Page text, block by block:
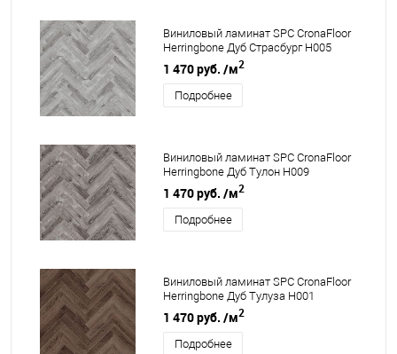
Виниловый ламинат SPC CronaFloor
Herringbone Дуб Страсбург H005
1 470 руб. /м2
Подробнее
Виниловый ламинат SPC CronaFloor
Herringbone Дуб Тулон H009
1 470 руб. /м2
Подробнее
Виниловый ламинат SPC CronaFloor
Herringbone Дуб Тулуза H001
1 470 руб. /м2
Подробнее